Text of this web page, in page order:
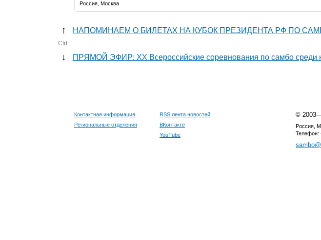
Россия, Москва
↑ НАПОМИНАЕМ О БИЛЕТАХ НА КУБОК ПРЕЗИДЕНТА РФ ПО
Ctrl
↓ ПРЯМОЙ ЭФИР: XX Всероссийские соревнования по самбо
Контактная информация
Региональные отделения
RSS лента новостей
ВКонтакте
YouTube
©
Россия,
Телефон: